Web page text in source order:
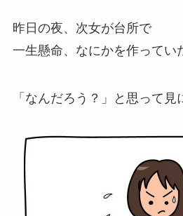
昨日の夜、次女が台所で
一生懸命、なにかを作ってい
「なんだろう？」と思って見